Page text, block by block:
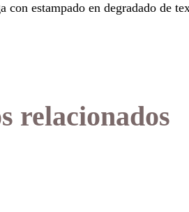
con estampado en degradado de
relacionados